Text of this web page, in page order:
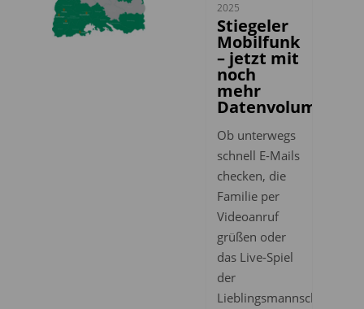
2025
Stiegeler
Mobilfunk
– jetzt mit
noch
mehr
Datenvolumen
Ob unterwegs
schnell E-Mails
checken, die
Familie per
Videoanruf
grüßen oder
das Live-Spiel
der
Lieblingsmannschaft